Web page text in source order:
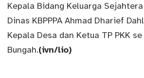
Kepala Bidang Keluarga
Dinas KBPPPA Ahmad Dharief
Kepala Desa dan Ketua TP PKK
Bungah.(ivn/lio)